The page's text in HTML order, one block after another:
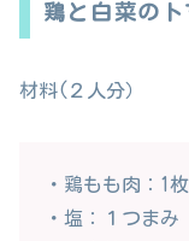
鶏と白菜の
材料(２人分）
・鶏もも肉：1
・塩：１つまみ